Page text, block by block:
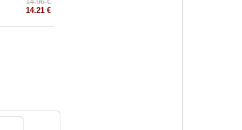
14.21 €